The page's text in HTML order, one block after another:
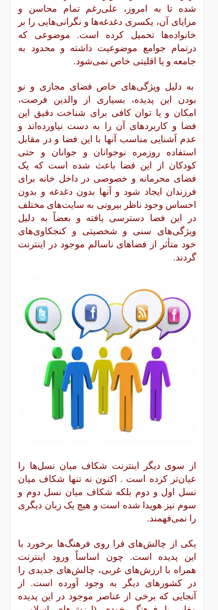
شده تا به امروز، على‌رغم تمام محاسن و
مزایاى آن، یکسرى دغدغه‌ها و نگرانى‌هایى را بر
خانواده‌ها تحمیل کرده است. موضوعی که
درتمام جوامع موضوعیت داشته و محدود به
جامعه و یا اقلیتی خاص نمی‌شود.
به دلیل ویژگی‌های خاص فضای مجازی و نو
بودن این پدیده، بسیاری از والدین فرصت،
امکان و یا توان کافی برای شناخت دقیق این
فضا و کاربردهای آن را به دست نیاورده‌اند و
عدم آشنایی مناسب آنها با این فضا و در مقابل
استفاده روزمره نوجوانان و جوانان و حتی
کودکان از این فضا باعث شده است که یک
فضای محرمانه و خصوصی در داخل خانه برای
فرزندان ایجاد شود و آنها بدون دغدغه و بدون
احساس وجود ناظر بیرونی به سایت‌های مختلف
در این فضا دسترسی یافته و بعضاً به دلیل
ویژگی‌های سنی و شخصیتی و کنجکاوی‌های
خود متأثر از فضاهای ناسالم موجود در اینترنت
گردند.
از سوی دیگر اینترنت شکاف میان نسل‌ها را
عیان‌تر کرده است . اکنون نه تنها شکاف میان
نسل اول و دوم بلکه شکاف میان نسل دوم و
سوم نیز هویدا شده است و هیچ یک زبان دیگری
را نمی‌فهمند.
یکی از چالش‌های فرا روی فرهنگ‌ها برخورد با
این پدیده است. چون اساساً ورود اینترنت
همراه با ارزش‌های غربی، چالش‌های جدیدی را
در کشورهای دیگر به وجود آورده است. از
آنجایی که برخی از عناصر موجود در این پدیده